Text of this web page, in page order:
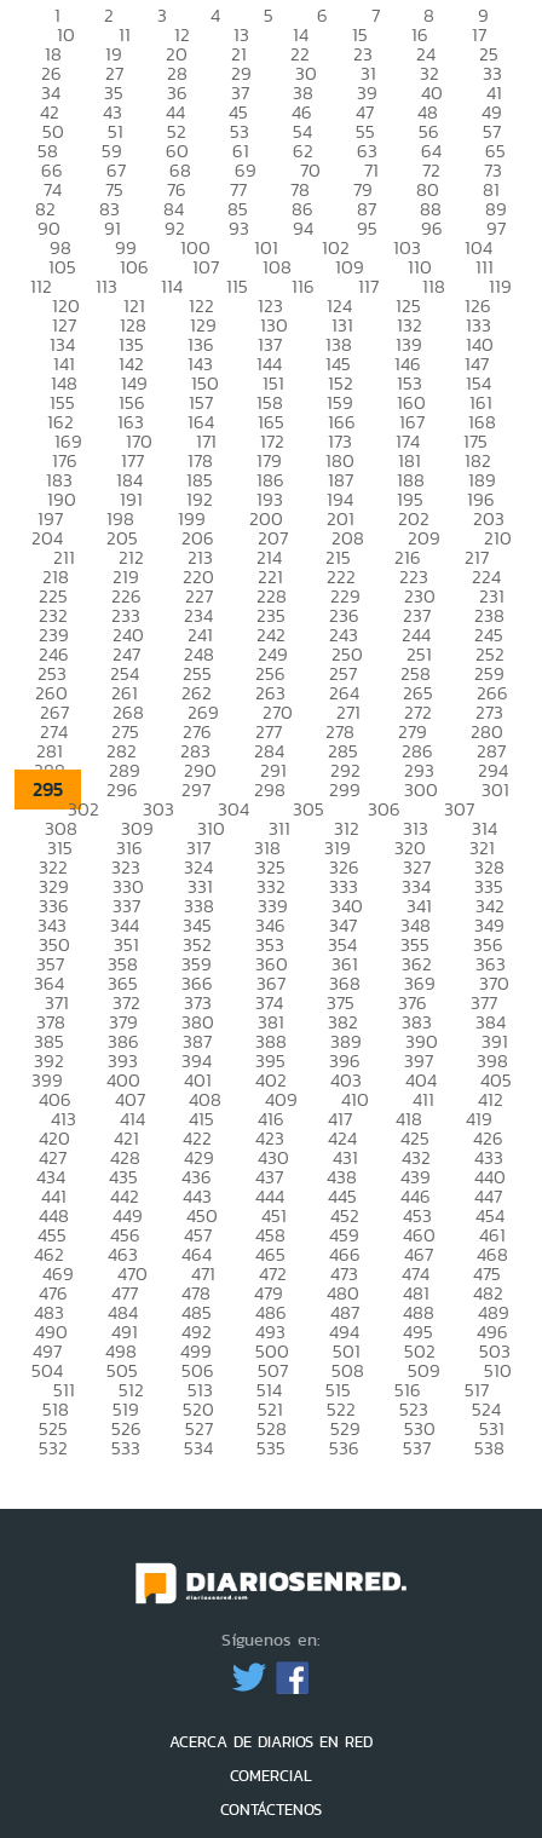
1 2 3 4 5 6 7 8 9
10 11 12 13 14 15 16 17
18 19 20 21 22 23 24 25
26 27 28 29 30 31 32 33
34 35 36 37 38 39 40 41
42 43 44 45 46 47 48 49
50 51 52 53 54 55 56 57
58 59 60 61 62 63 64 65
66 67 68 69 70 71 72 73
74 75 76 77 78 79 80 81
82 83 84 85 86 87 88 89
90 91 92 93 94 95 96 97
98 99 100 101 102 103 104
105 106 107 108 109 110 111
112 113 114 115 116 117 118 119
120 121 122 123 124 125 126
127 128 129 130 131 132 133
134 135 136 137 138 139 140
141 142 143 144 145 146 147
148 149 150 151 152 153 154
155 156 157 158 159 160 161
162 163 164 165 166 167 168
169 170 171 172 173 174 175
176 177 178 179 180 181 182
183 184 185 186 187 188 189
190 191 192 193 194 195 196
197 198 199 200 201 202 203
204 205 206 207 208 209 210
211 212 213 214 215 216 217
218 219 220 221 222 223 224
225 226 227 228 229 230 231
232 233 234 235 236 237 238
239 240 241 242 243 244 245
246 247 248 249 250 251 252
253 254 255 256 257 258 259
260 261 262 263 264 265 266
267 268 269 270 271 272 273
274 275 276 277 278 279 280
281 282 283 284 285 286 287
288 289 290 291 292 293 294
295 296 297 298 299 300 301
302 303 304 305 306 307
308 309 310 311 312 313 314
315 316 317 318 319 320 321
322 323 324 325 326 327 328
329 330 331 332 333 334 335
336 337 338 339 340 341 342
343 344 345 346 347 348 349
350 351 352 353 354 355 356
357 358 359 360 361 362 363
364 365 366 367 368 369 370
371 372 373 374 375 376 377
378 379 380 381 382 383 384
385 386 387 388 389 390 391
392 393 394 395 396 397 398
399 400 401 402 403 404 405
406 407 408 409 410 411 412
413 414 415 416 417 418 419
420 421 422 423 424 425 426
427 428 429 430 431 432 433
434 435 436 437 438 439 440
441 442 443 444 445 446 447
448 449 450 451 452 453 454
455 456 457 458 459 460 461
462 463 464 465 466 467 468
469 470 471 472 473 474 475
476 477 478 479 480 481 482
483 484 485 486 487 488 489
490 491 492 493 494 495 496
497 498 499 500 501 502 503
504 505 506 507 508 509 510
511 512 513 514 515 516 517
518 519 520 521 522 523 524
525 526 527 528 529 530 531
532 533 534 535 536 537 538
Síguenos en:
ACERCA DE DIARIOS EN RED
COMERCIAL
CONTÁCTENOS